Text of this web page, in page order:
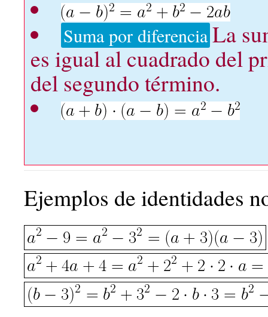
Suma por diferenciaLa
es igual al cuadrado del
del segundo término.
Ejemplos de identidades